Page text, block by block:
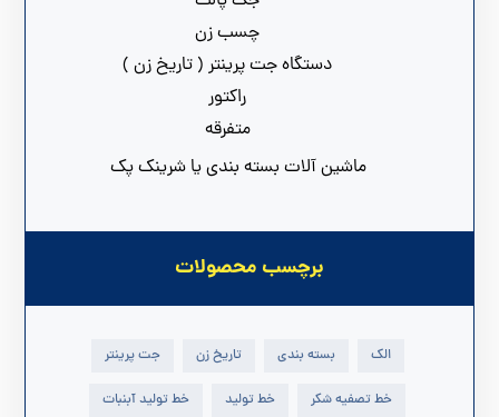
چسب زن
دستگاه جت پرینتر ( تاریخ زن )
راکتور
متفرقه
ماشین آلات بسته بندی یا شرینک پک
برچسب محصولات
الک بسته بندی تاریخ زن جت پرینتر
خط تصفیه شکر خط تولید خط تولید آبنبات